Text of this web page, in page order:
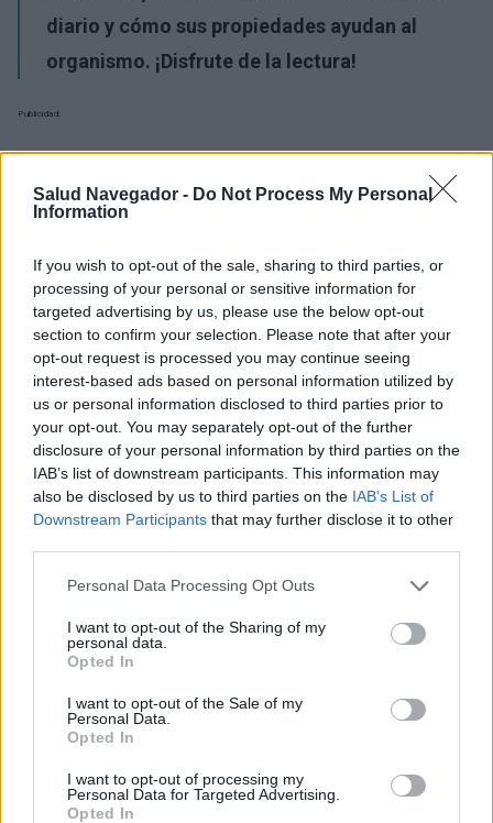
Salud Navegador - Do Not Process My Personal
Information
If you wish to opt-out of the sale, sharing to third parties, or
processing of your personal or sensitive information for
targeted advertising by us, please use the below opt-out
section to confirm your selection. Please note that after your
opt-out request is processed you may continue seeing
interest-based ads based on personal information utilized by
us or personal information disclosed to third parties prior to
your opt-out. You may separately opt-out of the further
disclosure of your personal information by third parties on the
IAB’s list of downstream participants. This information may
also be disclosed by us to third parties on the IAB’s List of
Downstream Participants that may further disclose it to other
Please note that this website/app uses one or more Google
not limited to your visit or usage behaviour. You may click to
grant or deny consent to Google and its third-party tags to
use your data for below specified purposes in below Google
consent section.
Personal Data Processing Opt Outs
I want to opt-out of the Sharing of my
personal data.
Opted In
I want to opt-out of the Sale of my
Personal Data.
Opted In
I want to opt-out of processing my
Personal Data for Targeted Advertising.
Opted In
diario y cómo sus propiedades ayudan al
organismo. ¡Disfrute de la lectura!
Publicidad:
¿Interesante? ¡Compártelo en Facebook!
¿Quiere estar al día? Síganos en G News
RELACIONADO
Ecología Fibra
Salud cardiaca Salud de la piel Sistema digestivo